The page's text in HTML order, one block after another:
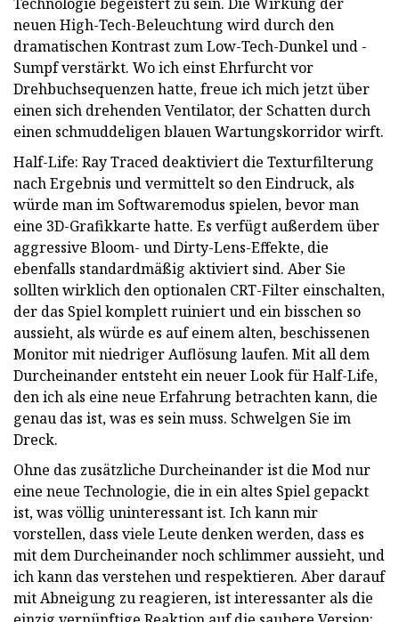
neuen High-Tech-Beleuchtung wird durch den
dramatischen Kontrast zum Low-Tech-Dunkel und -
Sumpf verstärkt. Wo ich einst Ehrfurcht vor
Drehbuchsequenzen hatte, freue ich mich jetzt über
einen sich drehenden Ventilator, der Schatten durch
einen schmuddeligen blauen Wartungskorridor wirft.
Half-Life: Ray Traced deaktiviert die Texturfilterung
nach Ergebnis und vermittelt so den Eindruck, als
würde man im Softwaremodus spielen, bevor man
eine 3D-Grafikkarte hatte. Es verfügt außerdem über
aggressive Bloom- und Dirty-Lens-Effekte, die
ebenfalls standardmäßig aktiviert sind. Aber Sie
sollten wirklich den optionalen CRT-Filter einschalten,
der das Spiel komplett ruiniert und ein bisschen so
aussieht, als würde es auf einem alten, beschissenen
Monitor mit niedriger Auflösung laufen. Mit all dem
Durcheinander entsteht ein neuer Look für Half-Life,
den ich als eine neue Erfahrung betrachten kann, die
genau das ist, was es sein muss. Schwelgen Sie im
Dreck.
Ohne das zusätzliche Durcheinander ist die Mod nur
eine neue Technologie, die in ein altes Spiel gepackt
ist, was völlig uninteressant ist. Ich kann mir
vorstellen, dass viele Leute denken werden, dass es
mit dem Durcheinander noch schlimmer aussieht, und
ich kann das verstehen und respektieren. Aber darauf
mit Abneigung zu reagieren, ist interessanter als die